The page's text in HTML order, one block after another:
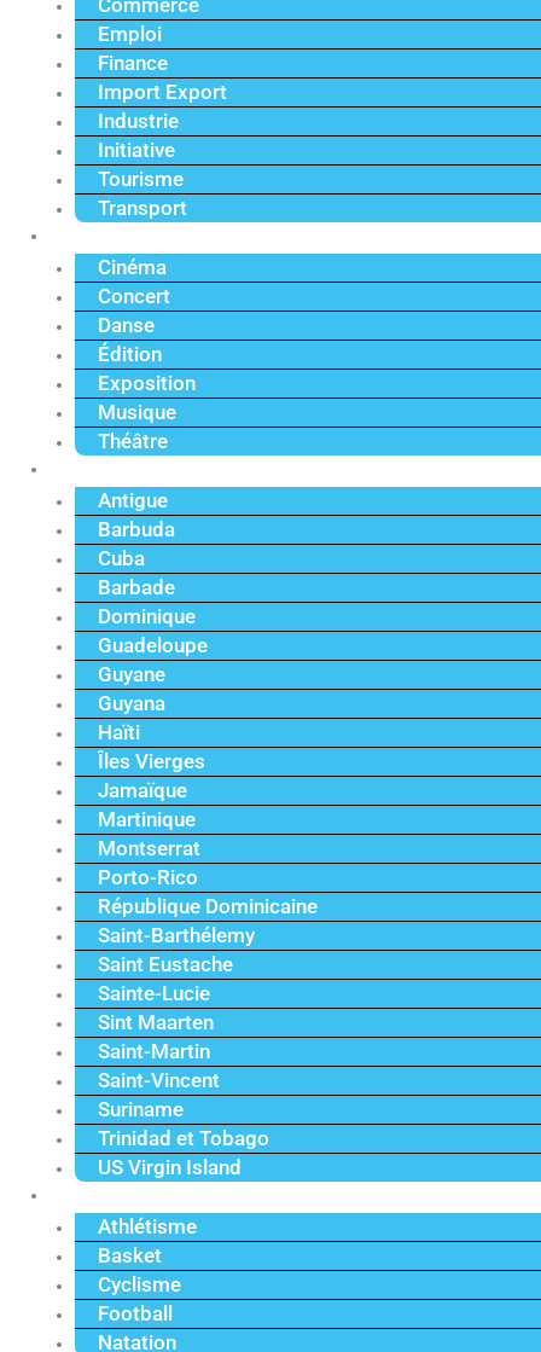
Commerce
Emploi
Finance
Import Export
Industrie
Initiative
Tourisme
Transport
Cinéma
Concert
Danse
Édition
Exposition
Musique
Théâtre
Antigue
Barbuda
Cuba
Barbade
Dominique
Guadeloupe
Guyane
Guyana
Haïti
Îles Vierges
Jamaïque
Martinique
Montserrat
Porto-Rico
République Dominicaine
Saint-Barthélemy
Saint Eustache
Sainte-Lucie
Sint Maarten
Saint-Martin
Saint-Vincent
Suriname
Trinidad et Tobago
US Virgin Island
Athlétisme
Basket
Cyclisme
Football
Natation